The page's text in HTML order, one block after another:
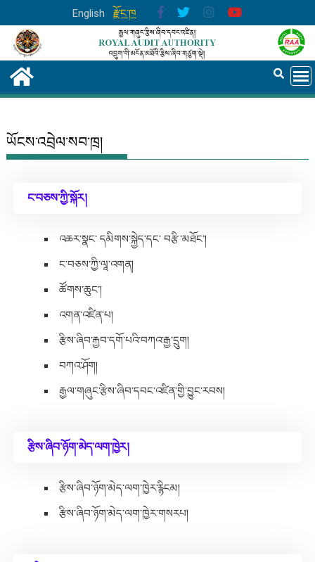
English རྫོང་ཁ
ཡོངས་འབྲེལ་སབ་ཁྲ།
ང་བཅས་ཀྱི་སྐོར།
འཆར་སྣང་ དམིགས་སྐྱེད་དང་ བརྩི་མཐོང་།
ང་བཅས་ཀྱི་ལཱ་འགན།
ཚོགས་ཆུང་།
འགན་འཛིན་པ།
རྩིས་ཞིབ་རྐྱབ་དགོ་པའི་བཀའ་རྒྱ་དྲུག།
བཀའ་ཤོག།
རྒྱལ་གཞུང་རྩིས་ཞིབ་དབང་འཛིན་གྱི་བྱུང་རབས།
རྩིས་ཞིབ་ཉོག་མེད་ལག་ཁྱེར།
རྩིས་ཞིབ་ཉོག་མེད་ལག་ཁྱེར་རྙིངམ།
རྩིས་ཞིབ་ཉོག་མེད་ལག་ཁྱེར་གསརཔ།